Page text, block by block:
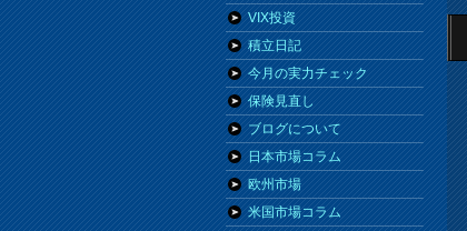
VIX投資
積立日記
今月の実力チェック
保険見直し
ブログについて
日本市場コラム
欧州市場
米国市場コラム